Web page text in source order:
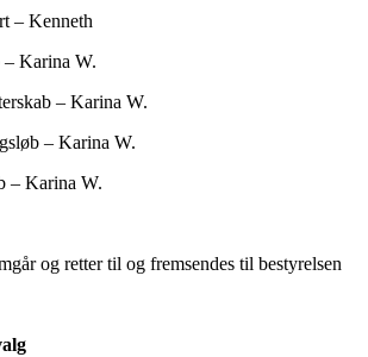
– Kenneth
Karina W.
– Karina W.
– Karina W.
– Karina W.
og retter til og fremsendes til bestyrelsen